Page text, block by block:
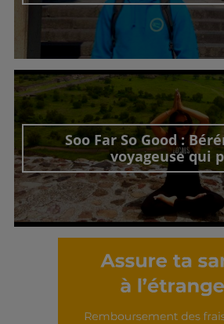
Découvrir cet
Soo Far So Good :
voyageuse qui
Découvrir cet